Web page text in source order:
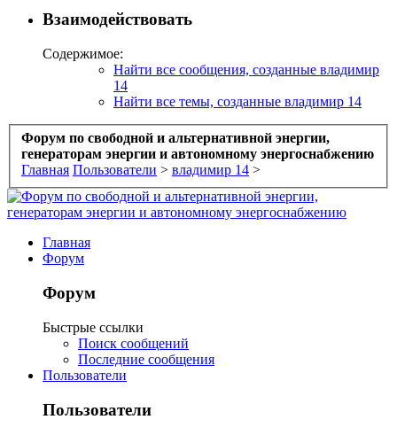
Взаимодействовать
Содержимое:
Найти все сообщения, созданные владимир
14
Найти все темы, созданные владимир 14
Форум по свободной и альтернативной энергии,
генераторам энергии и автономному энергоснабжению
Главная Пользователи > владимир 14 >
Главная
Форум
Форум
Быстрые ссылки
Поиск сообщений
Последние сообщения
Пользователи
Пользователи